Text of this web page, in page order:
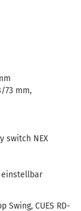
73 mm,
switch NEX
einstellbar
Swing, CUES RD-